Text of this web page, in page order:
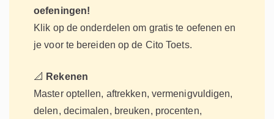
oefeningen!
Klik op de onderdelen om gratis te oefenen en
je voor te bereiden op de Cito Toets.
📐 Rekenen
Master optellen, aftrekken, vermenigvuldigen,
delen, decimalen, breuken, procenten,